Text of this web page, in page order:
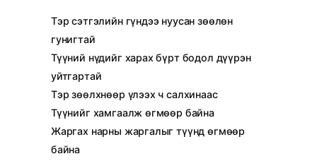
Тэр сэтгэлийн гүндээ нуусан зөөлөн
гунигтай
Түүний нүдийг харах бүрт бодол дүүрэн
уйтгартай
Тэр зөөлхнөөр үлээх ч салхинаас
Түүнийг хамгаалж өгмөөр байна
Жаргах нарны жаргалыг түүнд өгмөөр
байна